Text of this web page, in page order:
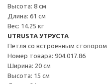
Высота: 8 см
Длина: 61 см
Вес: 14.25 кг
UTRUSTA УТРУСТА
Петля со встроенным стопором
Номер товара: 904.017.86
Ширина: 20 см
Высота: 15 см